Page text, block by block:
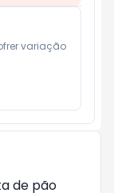
variação
de pão